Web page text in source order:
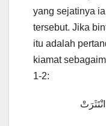
yang sejatinya
tersebut. Jika
itu adalah
kiamat
1-2: